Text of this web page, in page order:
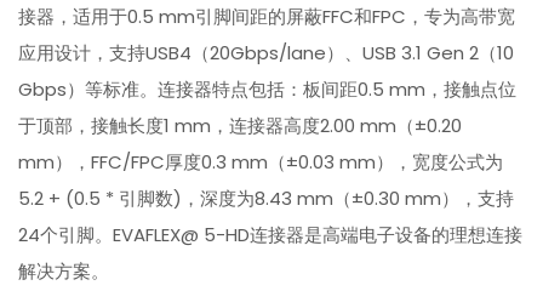
接器，适用于0.5 mm引脚间距的屏蔽FFC和FPC，专为高带宽
应用设计，支持USB4（20Gbps/lane）、USB 3.1 Gen 2（10
Gbps）等标准。连接器特点包括：板间距0.5 mm，接触点位
于顶部，接触长度1 mm，连接器高度2.00 mm（±0.20
mm），FFC/FPC厚度0.3 mm（±0.03 mm），宽度公式为
5.2 + (0.5 * 引脚数)，深度为8.43 mm（±0.30 mm），支持
24个引脚。EVAFLEX@ 5-HD连接器是高端电子设备的理想连接
解决方案。